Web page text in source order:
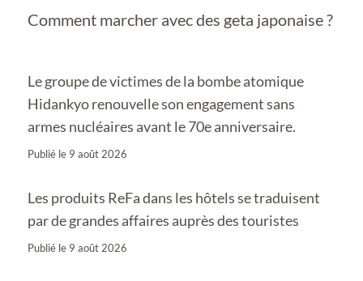
Comment marcher avec des geta japonaise ?
Le groupe de victimes de la bombe atomique
Hidankyo renouvelle son engagement sans
armes nucléaires avant le 70e anniversaire.
Publié le 9 août 2026
Les produits ReFa dans les hôtels se traduisent
par de grandes affaires auprès des touristes
Publié le 9 août 2026